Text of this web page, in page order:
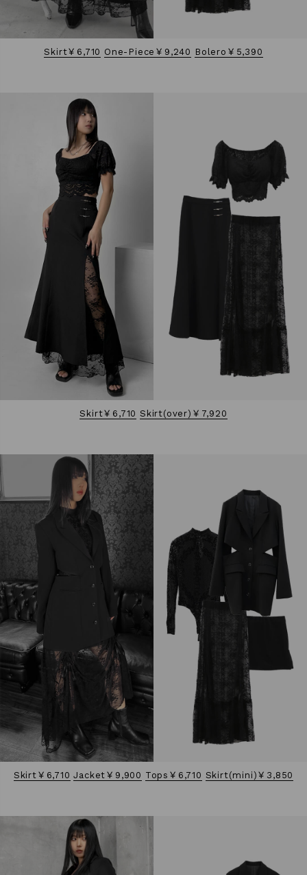
Skirt￥6,710 One-Piece￥9,240 Bolero￥5,390
Skirt￥6,710 Skirt(over)￥7,920
Skirt￥6,710 Jacket￥9,900 Tops￥6,710 Skirt(mini)￥3,850